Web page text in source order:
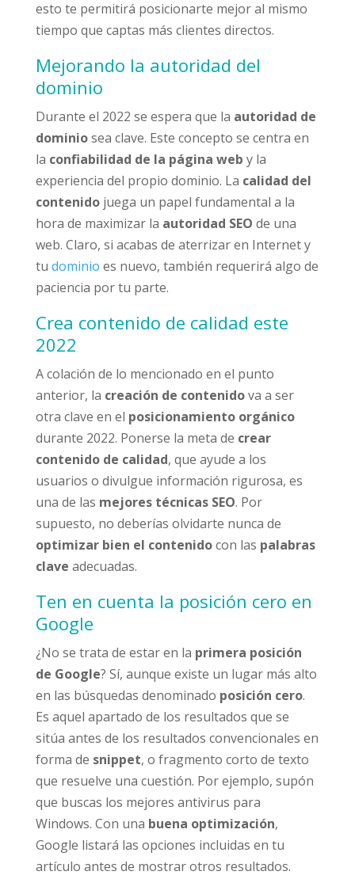
esto te permitirá posicionarte mejor al mismo
tiempo que captas más clientes directos.
Mejorando la autoridad del
dominio
Durante el 2022 se espera que la autoridad de
dominiosea clave. Este concepto se centra en
la confiabilidad de la página web y la
experiencia del propio dominio. La calidad del
contenidojuega un papel fundamental a la
hora de maximizar la autoridad SEO de una
web. Claro, si acabas de aterrizar en Internet y
tu dominio es nuevo, también requerirá algo de
paciencia por tu parte.
Crea contenido de calidad este
2022
A colación de lo mencionado en el punto
anterior, la creación de contenidova a ser
otra clave en el posicionamiento orgánico
durante 2022. Ponerse la meta de crear
contenido de calidad, que ayude a los
usuarios o divulgue información rigurosa, es
una de las mejores técnicas SEO. Por
supuesto, no deberías olvidarte nunca de
optimizar bien el contenidocon las palabras
clave adecuadas.
Ten en cuenta la posición cero en
Google
¿No se trata de estar en la primera posición
de Google? Sí, aunque existe un lugar más alto
en las búsquedas denominado posición cero.
Es aquel apartado de los resultados que se
sitúa antes de los resultados convencionales en
forma de snippet, o fragmento corto de texto
que resuelve una cuestión. Por ejemplo, supón
que buscas los mejores antivirus para
Windows. Con una buena optimización,
Google listará las opciones incluidas en tu
artículo antes de mostrar otros resultados.